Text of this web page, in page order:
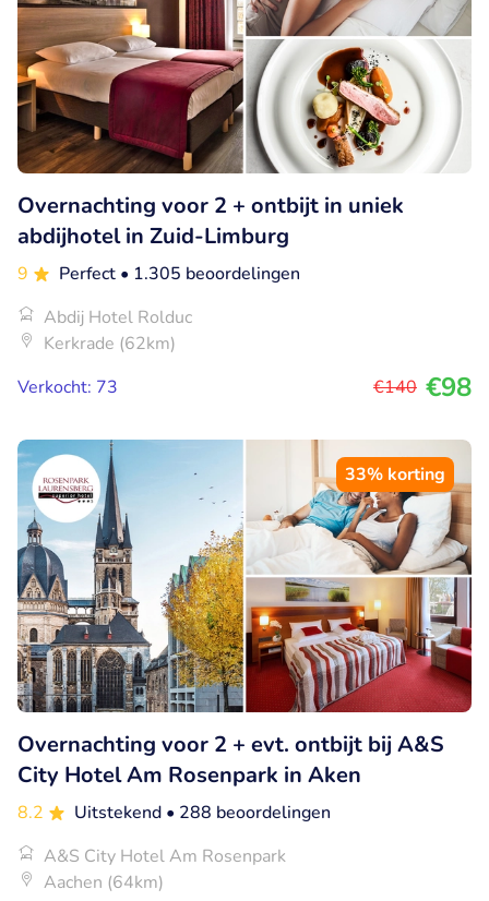
Overnachting voor 2 + ontbijt in uniek
abdijhotel in Zuid-Limburg
9 Perfect • 1.305 beoordelingen
Abdij Hotel Rolduc
Kerkrade (62km)
Verkocht: 73
€140 €98
33% korting
Overnachting voor 2 + evt. ontbijt bij A&S
City Hotel Am Rosenpark in Aken
8.2 Uitstekend • 288 beoordelingen
A&S City Hotel Am Rosenpark
Aachen (64km)